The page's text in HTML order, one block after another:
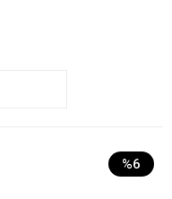
%6